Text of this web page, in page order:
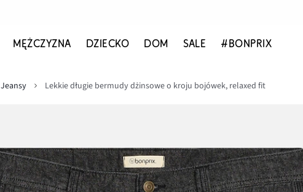
MĘŻCZYZNA DZIECKO DOM SALE #BONPRIX
Jeansy Lekkie długie bermudy dżinsowe o kroju bojówek, relaxed fit